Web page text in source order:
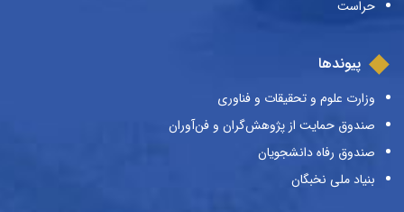
حراست
پیوندها
وزارت علوم و تحقیقات و فناوری
صندوق حمایت از پژوهش‌گران و فن‌آوران
صندوق رفاه دانشجویان
بنیاد ملی نخبگان